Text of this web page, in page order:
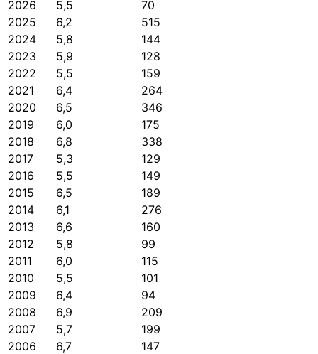
2026 5,5
70
2025
6,2
515
2024
5,8
144
2023
5,9
128
2022
5,5
159
2021
6,4
264
2020
6,5
346
2019
6,0
175
2018
6,8
338
2017
5,3
129
2016
5,5
149
2015
6,5
189
2014
6,1
276
2013
6,6
160
2012
5,8
99
2011
6,0
115
2010
5,5
101
2009
6,4
94
2008
6,9
209
2007
5,7
199
2006
6,7
147